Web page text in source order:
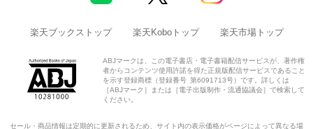
楽天ブックストップ 楽天Koboトップ 楽天市場トップ
ABJマークは、この電子書店・電子書籍配信サービスが、著作権
者からコンテンツ使用許諾を得た正規版配信サービスであること
を示す登録商標（登録番号 第6091713号）です。詳しくは
［ABJマーク］または［電子出版制作・流通協議会］で検索して
ください。
セール・商品情報は定期的に更新されるため、サイト内の表示価格がページによって異なる場